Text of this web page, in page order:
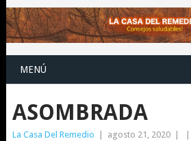
MENÚ
ASOMBRADA
La Casa Del Remedio agosto 21, 2020